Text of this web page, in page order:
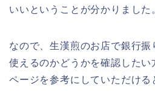
いいということが分かりました
なので、生漢煎のお店で銀行
使えるのかどうかを確認したい
ページを参考にしていただける